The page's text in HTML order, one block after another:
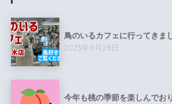
鳥のいるカフェに行ってきま
2023年9月25日
今年も桃の季節を楽しんでお